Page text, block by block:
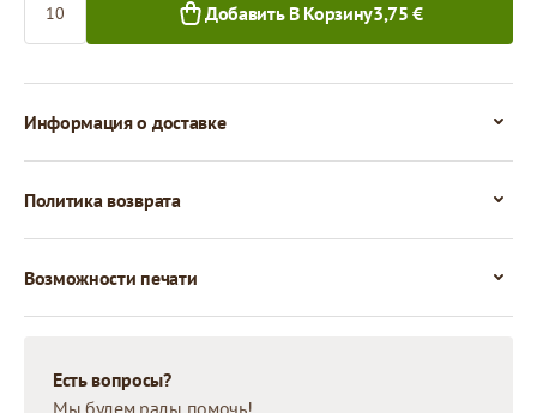
Добавить В Корзину3,75 €
Информация о доставке
Политика возврата
Возможности печати
Есть вопросы?
Мы будем рады помочь!